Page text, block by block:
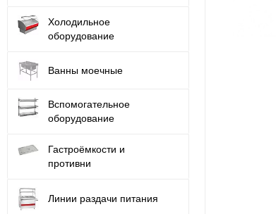
Холодильное
оборудование
Ванны моечные
Вспомогательное
оборудование
Гастроёмкости и
противни
Линии раздачи питания